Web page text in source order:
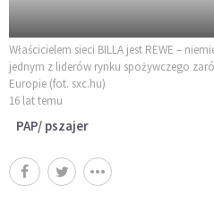
Właścicielem sieci BILLA jest REWE –
jednym z liderów rynku spożywczego
Europie (fot. sxc.hu)
16 lat temu
PAP/ pszajer